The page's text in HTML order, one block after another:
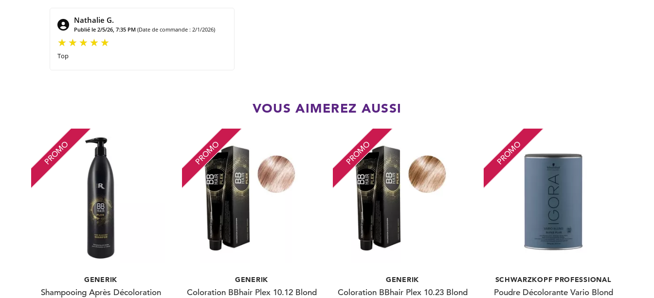
Nathalie G.
Publié le 2/5/26, 7:35 PM (Date de commande : 2/1/2026)
Top
VOUS AIMEREZ AUSSI
PROMO
GENERIK
Shampooing Après Décoloration
PROMO
GENERIK
Coloration BBhair Plex 10.12 Blond
PROMO
GENERIK
Coloration BBhair Plex 10.23 Blond
PROMO
SCHWARZKOPF PROFESSIONAL
Poudre Décolorante Vario Blond